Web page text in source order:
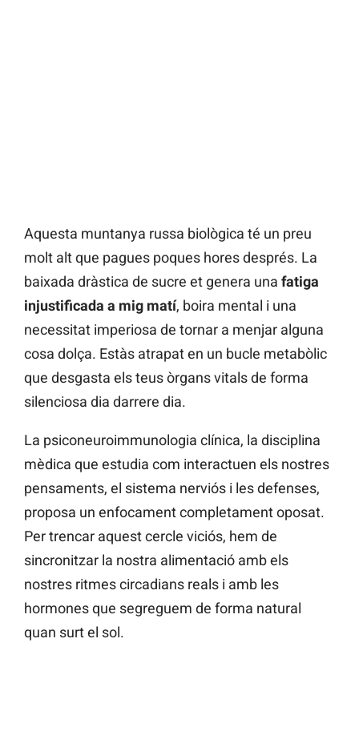
Aquesta muntanya russa biològica té un preu
molt alt que pagues poques hores després. La
baixada dràstica de sucre et genera una fatiga
injustificada a mig matí, boira mental i una
necessitat imperiosa de tornar a menjar alguna
cosa dolça. Estàs atrapat en un bucle metabòlic
que desgasta els teus òrgans vitals de forma
silenciosa dia darrere dia.
La psiconeuroimmunologia clínica, la disciplina
mèdica que estudia com interactuen els nostres
pensaments, el sistema nerviós i les defenses,
proposa un enfocament completament oposat.
Per trencar aquest cercle viciós, hem de
sincronitzar la nostra alimentació amb els
nostres ritmes circadians reals i amb les
hormones que segreguem de forma natural
quan surt el sol.